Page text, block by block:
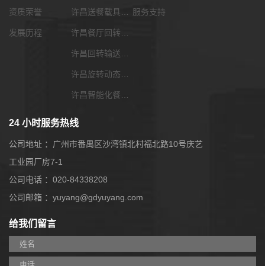
资质荣誉
发展历程
服务支持
24 小时服务热线
公司地址 ：广州市番禺区沙湾镇北村福北路10号庆艺
工业园厂房7-1
公司电话 ：020-84338208
公司邮箱 ：yuyang@gdyuyang.com
给我们留言